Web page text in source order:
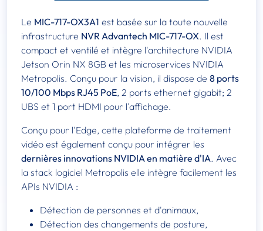
Le MIC-717-OX3A1 est basée sur la toute nouvelle
infrastructure NVR Advantech MIC-717-OX. Il est
compact et ventilé et intègre l'architecture NVIDIA
Jetson Orin NX 8GB et les microservices NVIDIA
Metropolis. Conçu pour la vision, il dispose de 8 ports
10/100 Mbps RJ45 PoE, 2 ports ethernet gigabit; 2
UBS et 1 port HDMI pour l'affichage.
Conçu pour l'Edge, cette plateforme de traitement
vidéo est également conçu pour intégrer les
dernières innovations NVIDIA en matière d'IA. Avec
la stack logiciel Metropolis elle intègre facilement les
APIs NVIDIA :
Détection de personnes et d'animaux,
Détection des changements de posture,